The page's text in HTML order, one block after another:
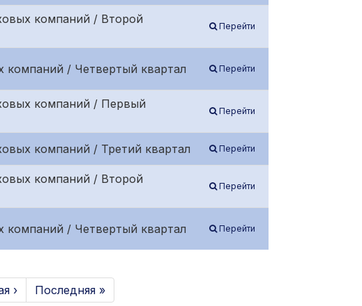
компаний / Второй
Перейти
компаний / Четвертый квартал Перейти
компаний / Первый
Перейти
компаний / Третий квартал Перейти
компаний / Второй
Перейти
компаний / Четвертый квартал Перейти
› Последняя »